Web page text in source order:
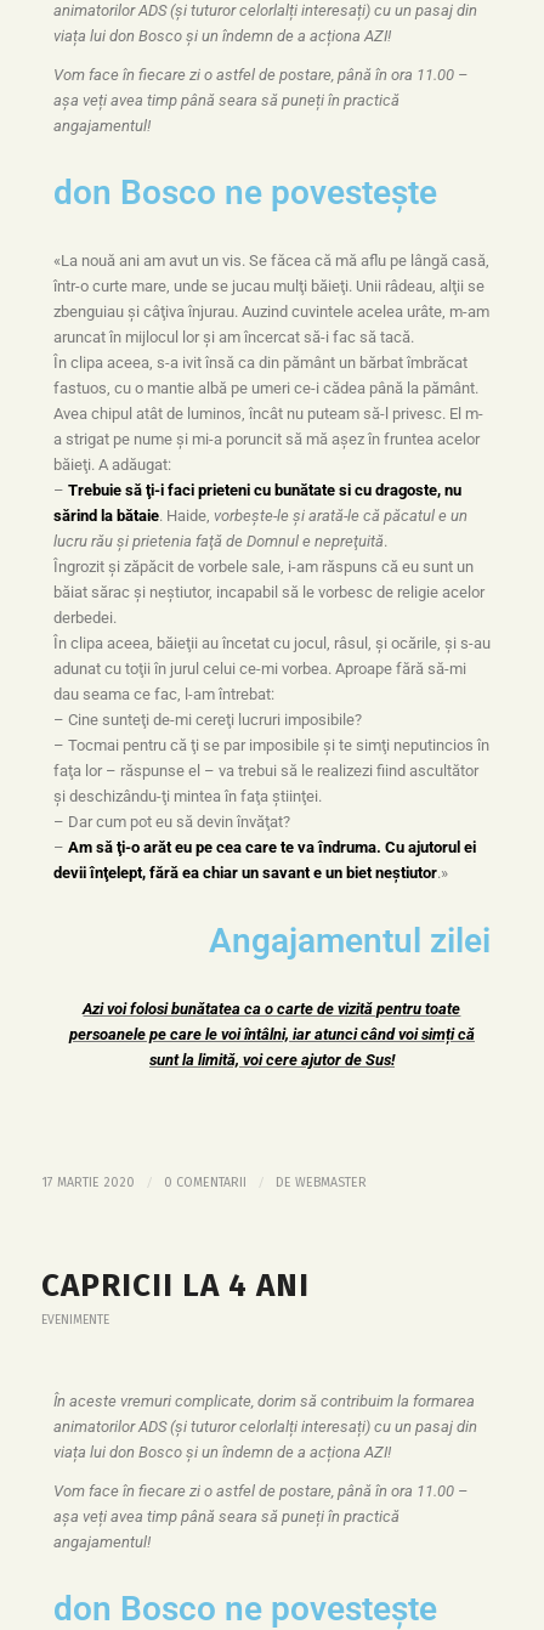
animatorilor ADS (și tuturor celorlalți interesați) cu un pasaj din
viața lui don Bosco și un îndemn de a acționa AZI!
Vom face în fiecare zi o astfel de postare, până în ora 11.00 –
așa veți avea timp până seara să puneți în practică
angajamentul!
don Bosco ne povestește
«La nouă ani am avut un vis. Se făcea că mă aflu pe lângă casă,
într-o curte mare, unde se jucau mulţi băieţi. Unii râdeau, alţii se
zbenguiau şi câţiva înjurau. Auzind cuvintele acelea urâte, m-am
aruncat în mijlocul lor şi am încercat să-i fac să tacă.
În clipa aceea, s-a ivit însă ca din pământ un bărbat îmbrăcat
fastuos, cu o mantie albă pe umeri ce-i cădea până la pământ.
Avea chipul atât de luminos, încât nu puteam să-l privesc. El m-
a strigat pe nume şi mi-a poruncit să mă aşez în fruntea acelor
băieţi. A adăugat:
– Trebuie să ţi-i faci prieteni cu bunătate si cu dragoste, nu
sărind la bătaie. Haide, vorbeşte-le şi arată-le că păcatul e un
lucru rău şi prietenia faţă de Domnul e nepreţuită.
Îngrozit şi zăpăcit de vorbele sale, i-am răspuns că eu sunt un
băiat sărac şi neştiutor, incapabil să le vorbesc de religie acelor
derbedei.
În clipa aceea, băieţii au încetat cu jocul, râsul, şi ocările, şi s-au
adunat cu toţii în jurul celui ce-mi vorbea. Aproape fără să-mi
dau seama ce fac, l-am întrebat:
– Cine sunteţi de-mi cereţi lucruri imposibile?
– Tocmai pentru că ţi se par imposibile şi te simţi neputincios în
faţa lor – răspunse el – va trebui să le realizezi fiind ascultător
şi deschizându-ţi mintea în faţa ştiinţei.
– Dar cum pot eu să devin învăţat?
– Am să ţi-o arăt eu pe cea care te va îndruma. Cu ajutorul ei
devii înţelept, fără ea chiar un savant e un biet neştiutor.»
Angajamentul zilei
Azi voi folosi bunătatea ca o carte de vizită pentru toate
persoanele pe care le voi întâlni, iar atunci când voi simți că
sunt la limită, voi cere ajutor de Sus!
17 MARTIE 2020 / 0 COMENTARII / DE WEBMASTER
CAPRICII LA 4 ANI
EVENIMENTE
În aceste vremuri complicate, dorim să contribuim la formarea
animatorilor ADS (și tuturor celorlalți interesați) cu un pasaj din
viața lui don Bosco și un îndemn de a acționa AZI!
Vom face în fiecare zi o astfel de postare, până în ora 11.00 –
așa veți avea timp până seara să puneți în practică
angajamentul!
don Bosco ne povestește